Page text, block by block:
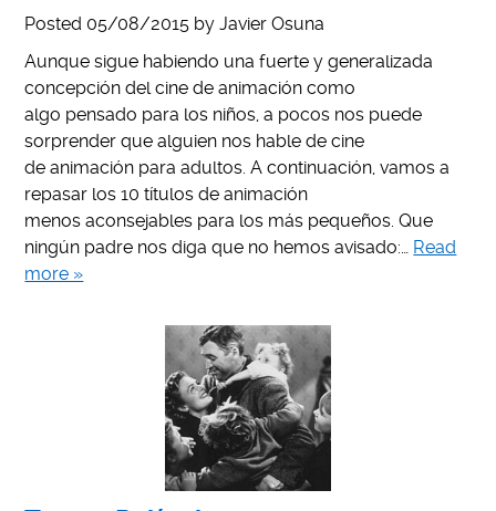
Posted 05/08/2015 byJavier Osuna
Aunque sigue habiendo una fuerte y generalizada
concepción del cine de animación como
algo pensado para los niños, a pocos nos puede
sorprender que alguien nos hable de cine
de animación para adultos. A continuación, vamos a
repasar los 10 títulos de animación
menos aconsejables para los más pequeños. Que
ningún padre nos diga que no hemos avisado:… Read
more »